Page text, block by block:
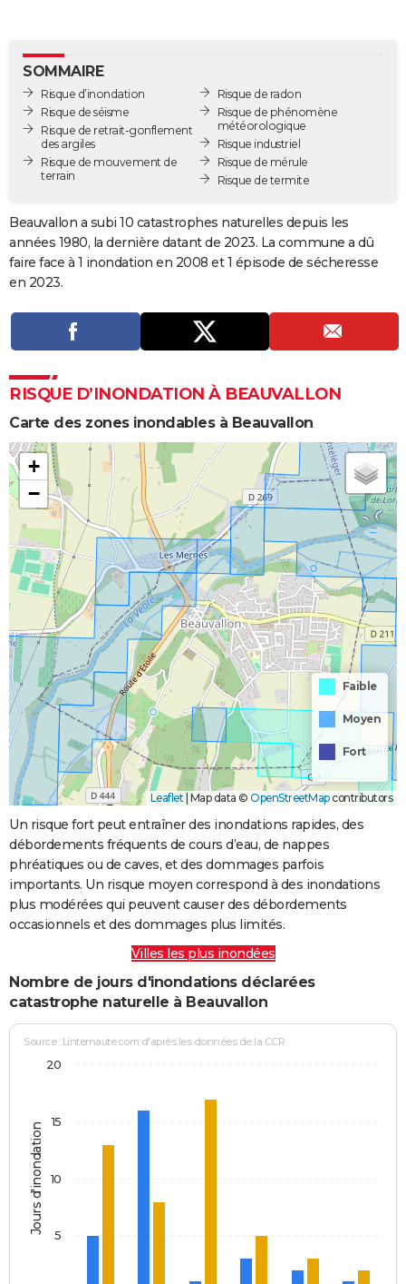
GUIDES D'ACHAT
BONS PLANS
CARTE DE VOEUX
Carte de Noël
Carte Bonne année
Carte Saint-Valentin
Carte Pâques
Carte d'anniversaire
DICTIONNAIRE
COPAINS D'AVANT
S'inscrire
Se connecter
Lycées
Collèges
Primaires
Universités
Entreprises
Service militaire
Avis de recherche
AVIS DE DÉCÈS
FORUM
Bricolage
Lifestyle
Culture
Sport
Auto
Television
Voyage
Cinema
SOMMAIRE
Risque d’inondation
Risque de séisme
Risque de retrait-gonflement
des argiles
Risque de mouvement de
terrain
Risque de radon
Risque de phénomène
météorologique
Risque industriel
Risque de mérule
Risque de termite
Beauvallon a subi 10 catastrophes naturelles depuis les
années 1980, la dernière datant de 2023. La commune a dû
faire face à 1 inondation en 2008 et 1 épisode de sécheresse
en 2023.
RISQUE D’INONDATION À BEAUVALLON
Carte des zones inondables à Beauvallon
+
−
Faible
Moyen
Fort
Leaflet | Map data © OpenStreetMapcontributors
Un risque fort peut entraîner des inondations rapides, des
débordements fréquents de cours d’eau, de nappes
phréatiques ou de caves, et des dommages parfois
importants. Un risque moyen correspond à des inondations
plus modérées qui peuvent causer des débordements
occasionnels et des dommages plus limités.
Villes les plus inondées
Nombre de jours d'inondations déclarées
catastrophe naturelle à Beauvallon
Jours d'inondation
Source : Linternaute.com d'après les données de la CCR
5
10
15
20